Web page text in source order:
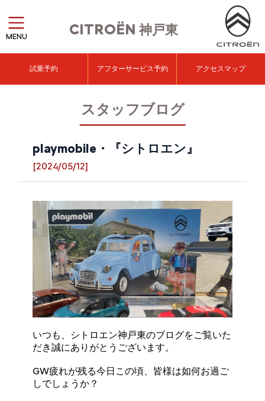
CITROËN神戸東
MENU
試乗予約 アフターサービス予約 アクセスマップ
スタッフブログ
playmobile・『シトロエン』
[2024/05/12]
いつも、シトロエン神戸東のブログをご覧いた
だき誠にありがとうございます。
GW疲れが残る今日この頃、皆様は如何お過ご
しでしょうか？